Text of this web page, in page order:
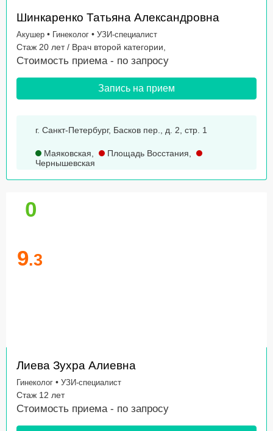
Шинкаренко Татьяна Александровна
Акушер • Гинеколог • УЗИ-специалист
Стаж 20 лет / Врач второй категории,
Стоимость приема - по запросу
Запись на прием
г. Санкт-Петербург, Басков пер., д. 2, стр. 1
Маяковская, Площадь Восстания,
Чернышевская
0
9.3
Лиева Зухра Алиевна
Гинеколог • УЗИ-специалист
Стаж 12 лет
Стоимость приема - по запросу